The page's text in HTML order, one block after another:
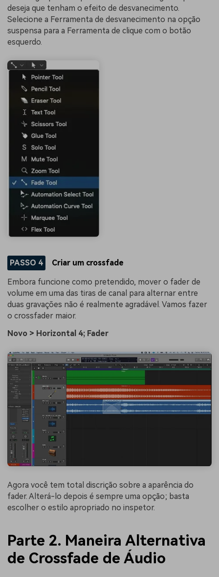
deseja que tenham o efeito de desvanecimento.
Selecione a Ferramenta de desvanecimento na opção
suspensa para a Ferramenta de clique com o botão
esquerdo.
PASSO 4 Criar um crossfade
Embora funcione como pretendido, mover o fader de
volume em uma das tiras de canal para alternar entre
duas gravações não é realmente agradável. Vamos fazer
o crossfader maior.
Novo > Horizontal 4; Fader
Agora você tem total discrição sobre a aparência do
fader. Alterá-lo depois é sempre uma opção; basta
escolher o estilo apropriado no inspetor.
Parte 2. Maneira Alternativa
de Crossfade de Áudio